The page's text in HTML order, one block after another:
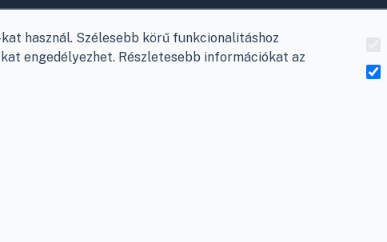
Fizetés
használ. Szélesebb körű funkcionalitáshoz
engedélyezhet. Részletesebb információkat az